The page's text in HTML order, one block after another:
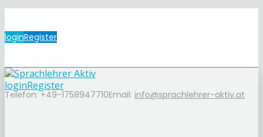
loginRegister
Telefon: +49-1758947710Email: info@sprachlehrer-aktiv.at
loginRegister